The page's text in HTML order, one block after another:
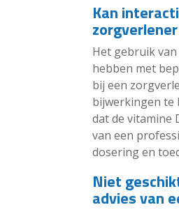
Kan
Het gebruik
hebben met
bij een
bijwerkingen te
dat de vitamine
van een
dosering en
Niet
advies van